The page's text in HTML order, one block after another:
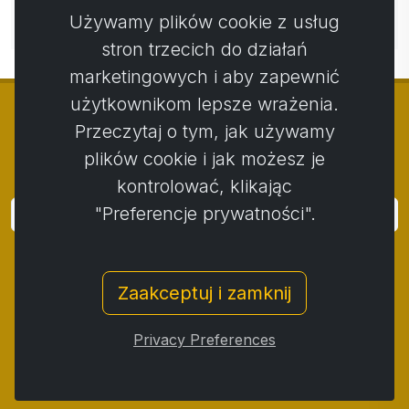
Nie ma jeszcze komentarzy. Bądź pierwszy ze swoim
komentarzem.
© Copyright 2014 - 2026 Activstar
Zaloguj się
Zasady i warunki / Polityka prywatności
Procedura składania skarg / Protokół reklamacji
Odstąpienie od umowy / Cookies
Używamy plików cookie z usług
stron trzecich do działań
marketingowych i aby zapewnić
użytkownikom lepsze wrażenia.
Przeczytaj o tym, jak używamy
plików cookie i jak możesz je
kontrolować, klikając
"Preferencje prywatności".
Zaakceptuj i zamknij
Privacy Preferences